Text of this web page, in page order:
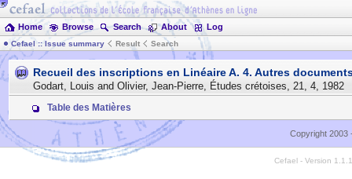
Home Browse Search About Log
Cefael :: Issue summary Result Search
Recueil des inscriptions en Linéaire A. 4. Autres
Godart, Louis and Olivier, Jean-Pierre, Études crétoises, 21, 4, 1982
Table des Matières
Copyright 2003
Cefael - Version